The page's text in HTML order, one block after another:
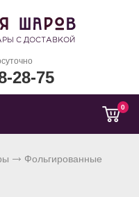
28-75
0
Фольгированные